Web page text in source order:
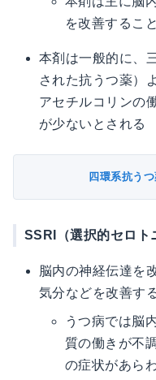
を改善するこ
本剤は一般的に、
された抗うつ薬）
アセチルコリンの
が少ないとされる
四環系抗う
SSRI（選択的セロト
脳内の神経伝達を
気分などを改善す
うつ病では脳
質の働きが不
の症状があら